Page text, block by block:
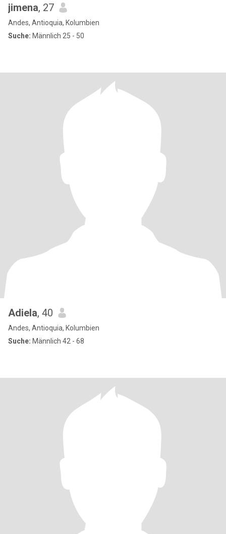
jimena, 27
Andes, Antioquia, Kolumbien
Suche: Männlich 25 - 50
Adiela, 40
Andes, Antioquia, Kolumbien
Suche: Männlich 42 - 68